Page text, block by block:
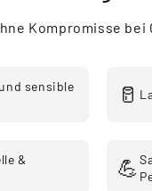
Kompromisse
sensible
🥛
&
💪